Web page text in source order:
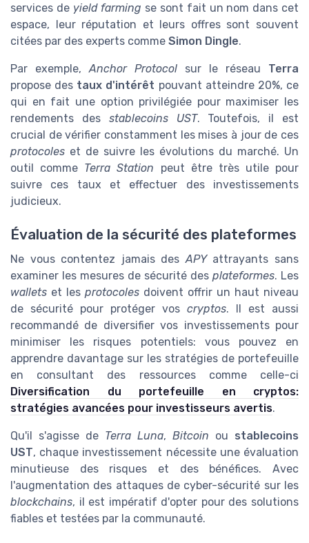
services de yield farming se sont fait un nom dans cet
espace, leur réputation et leurs offres sont souvent
citées par des experts comme Simon Dingle.
Par exemple,Anchor Protocol sur le réseau Terra
propose des taux d'intérêt pouvant atteindre 20%, ce
qui en fait une option privilégiée pour maximiser les
rendements des stablecoins UST. Toutefois, il est
crucial de vérifier constamment les mises à jour de ces
protocoles et de suivre les évolutions du marché. Un
outil comme Terra Station peut être très utile pour
suivre ces taux et effectuer des investissements
judicieux.
Évaluation de la sécurité des plateformes
Ne vous contentez jamais desAPYattrayants sans
examiner les mesures de sécurité des plateformes. Les
wallets et les protocoles doivent offrir un haut niveau
de sécurité pour protéger vos cryptos. Il est aussi
recommandé de diversifier vos investissements pour
minimiser les risques potentiels: vous pouvez en
apprendre davantage sur les stratégies de portefeuille
en consultant des ressources comme celle-ci
Diversification du portefeuille en cryptos:
stratégies avancées pour investisseurs avertis.
Qu'il s'agisse de Terra Luna, Bitcoin ou stablecoins
UST, chaque investissement nécessite une évaluation
minutieuse des risques et des bénéfices. Avec
l'augmentation des attaques de cyber-sécurité sur les
blockchains, il est impératif d'opter pour des solutions
fiables et testées par la communauté.